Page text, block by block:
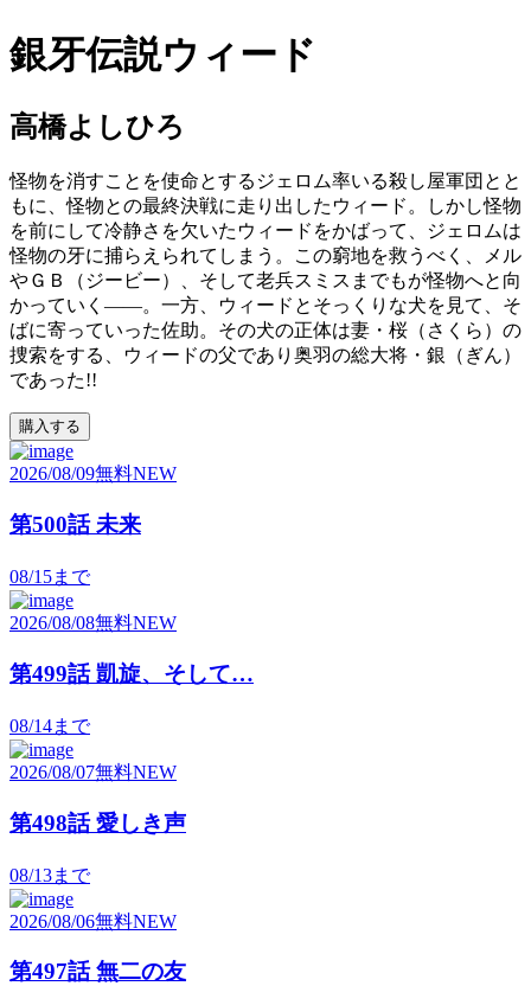
銀牙伝説ウィード
高橋よしひろ
怪物を消すことを使命とするジェロム率いる殺し屋軍団とと
もに、怪物との最終決戦に走り出したウィード。しかし怪物
を前にして冷静さを欠いたウィードをかばって、ジェロムは
怪物の牙に捕らえられてしまう。この窮地を救うべく、メル
やＧＢ（ジービー）、そして老兵スミスまでもが怪物へと向
かっていく――。一方、ウィードとそっくりな犬を見て、そ
ばに寄っていった佐助。その犬の正体は妻・桜（さくら）の
捜索をする、ウィードの父であり奥羽の総大将・銀（ぎん）
であった!!
購入する
2026/08/09無料NEW
第500話 未来
08/15まで
2026/08/08無料NEW
第499話 凱旋、そして…
08/14まで
2026/08/07無料NEW
第498話 愛しき声
08/13まで
2026/08/06無料NEW
第497話 無二の友